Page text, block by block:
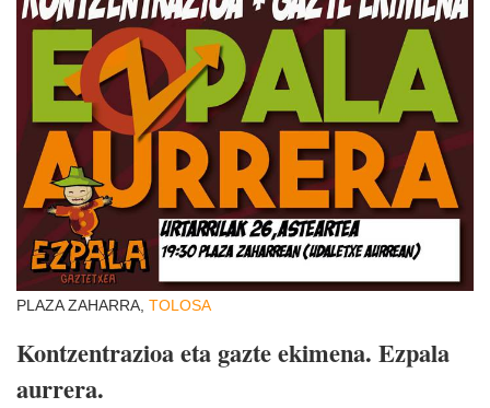
PLAZA ZAHARRA, TOLOSA
Kontzentrazioa eta gazte ekimena. Ezpala
aurrera.